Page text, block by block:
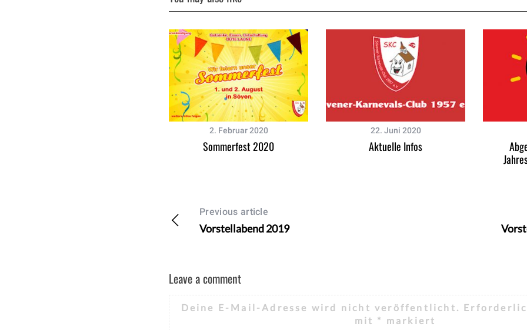
2. Februar 2020
Sommerfest 2020
22. Juni 2020
Aktuelle Infos
Previous article
Vorstellabend 2019
Leave a comment
Deine E-Mail-Adresse wird nicht veröffentlicht.
mit * markiert